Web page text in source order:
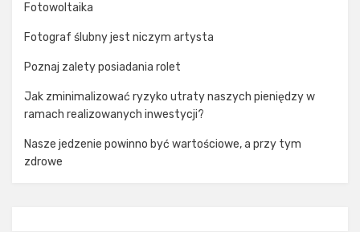
Fotowoltaika
Fotograf ślubny jest niczym artysta
Poznaj zalety posiadania rolet
Jak zminimalizować ryzyko utraty naszych pieniędzy w
ramach realizowanych inwestycji?
Nasze jedzenie powinno być wartościowe, a przy tym
zdrowe